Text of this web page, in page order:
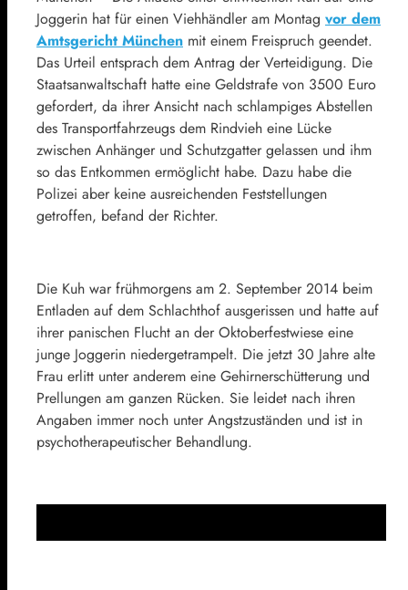
Joggerin hat für einen Viehhändler am Montag vor dem
Amtsgericht München mit einem Freispruch geendet.
Das Urteil entsprach dem Antrag der Verteidigung. Die
Staatsanwaltschaft hatte eine Geldstrafe von 3500 Euro
gefordert, da ihrer Ansicht nach schlampiges Abstellen
des Transportfahrzeugs dem Rindvieh eine Lücke
zwischen Anhänger und Schutzgatter gelassen und ihm
so das Entkommen ermöglicht habe. Dazu habe die
Polizei aber keine ausreichenden Feststellungen
getroffen, befand der Richter.
Die Kuh war frühmorgens am 2. September 2014 beim
Entladen auf dem Schlachthof ausgerissen und hatte auf
ihrer panischen Flucht an der Oktoberfestwiese eine
junge Joggerin niedergetrampelt. Die jetzt 30 Jahre alte
Frau erlitt unter anderem eine Gehirnerschütterung und
Prellungen am ganzen Rücken. Sie leidet nach ihren
Angaben immer noch unter Angstzuständen und ist in
psychotherapeutischer Behandlung.